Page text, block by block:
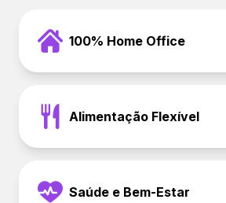
100% Home Office
Alimentação Flexível
Saúde e Bem-Estar